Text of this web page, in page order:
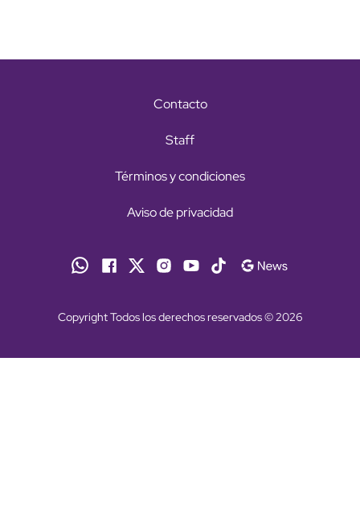
Contacto
Staff
Términos y condiciones
Aviso de privacidad
Copyright Todos los derechos reservados © 2026